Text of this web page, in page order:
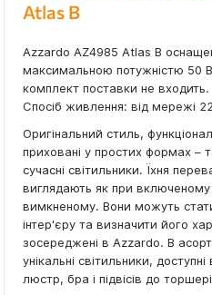
Atlas B
Azzardo AZ4985 Atlas B
максимальною потужністю 50
комплект поставки не входить.
Спосіб живлення: від мережі
Оригінальний стиль,
приховані у простих формах –
сучасні світильники. Їхня
виглядають як при включеному
вимкненому. Вони можуть
інтер'єру та визначити його
зосереджені в Azzardo. В
унікальні світильники,
люстр, бра і підвісів до